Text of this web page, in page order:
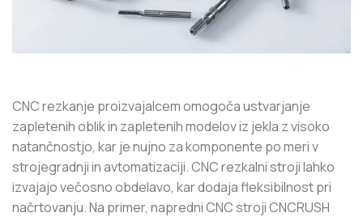
CNC rezkanje proizvajalcem omogoča ustvarjanje
zapletenih oblik in zapletenih modelov iz jekla z visoko
natančnostjo, kar je nujno za komponente po meri v
strojegradnji in avtomatizaciji. CNC rezkalni stroji lahko
izvajajo večosno obdelavo, kar dodaja fleksibilnost pri
načrtovanju. Na primer, napredni CNC stroji CNCRUSH